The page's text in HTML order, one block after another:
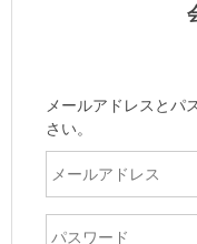
メールアドレスとパ
さい。